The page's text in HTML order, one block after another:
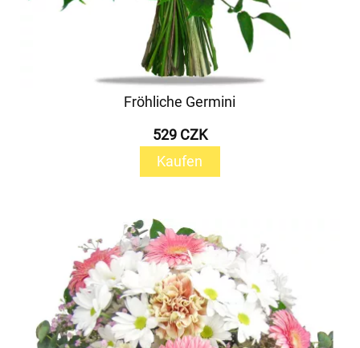
Fröhliche Germini
529 CZK
Kaufen